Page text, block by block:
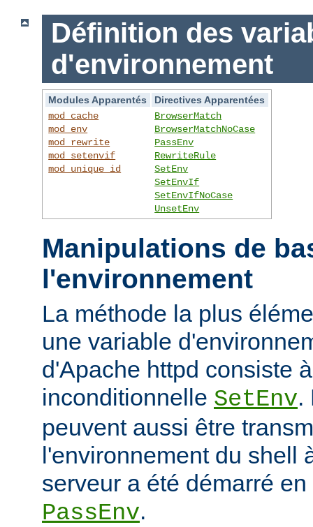
Définition des
d'environnement
Modules Apparentés
Directives Apparentées
mod_cache
mod_env
mod_rewrite
mod_setenvif
mod_unique_id
BrowserMatch
BrowserMatchNoCase
PassEnv
RewriteRule
SetEnv
SetEnvIf
SetEnvIfNoCase
UnsetEnv
Manipulations de
l'environnement
La méthode la plus
une variable
d'Apache httpd consiste
inconditionnelle SetEnv.
peuvent aussi être
l'environnement du shell
serveur a été démarré
PassEnv.